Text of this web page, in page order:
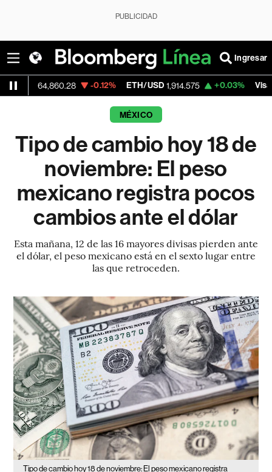
PUBLICIDAD
Ingresar
64,860.28 -0.12% ETH/USD 1,914.575 +0.03% Visa 362.50
MÉXICO
Tipo de cambio hoy 18 de
noviembre: El peso
mexicano registra pocos
cambios ante el dólar
Esta mañana, 12 de las 16 mayores divisas pierden ante
el dólar, el peso mexicano está en el sexto lugar entre
las que retroceden.
Tipo de cambio hoy 18 de noviembre: El peso mexicano registra